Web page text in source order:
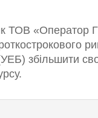
ТОВ «Оператор
збільшити